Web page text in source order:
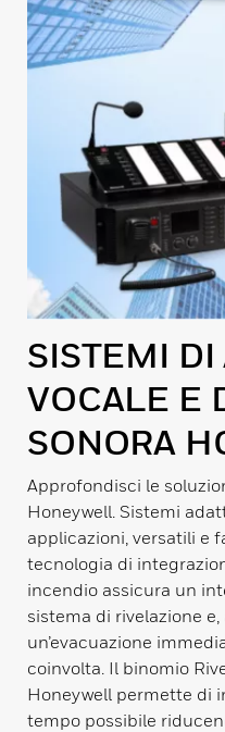
SISTEMI
VOCALE E
SONORA
Approfondisci le
Honeywell. Sistemi
applicazioni, versatili e
tecnologia di
incendio assicura un
sistema di rivelazione
un’evacuazione
coinvolta. Il binomio
Honeywell permette di
tempo possibile